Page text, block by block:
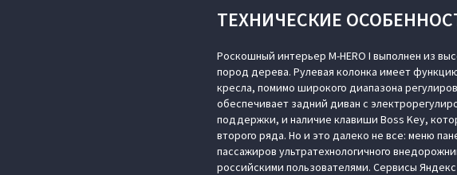
ТЕХНИЧЕСКИЕ
Роскошный интерьер M‑HERO I выполнен из
пород дерева. Рулевая колонка имеет
кресла, помимо широкого диапазона
обеспечивает задний диван с
поддержки, и наличие клавиши Boss Key,
второго ряда. Но и это далеко не все: меню
пассажиров ультратехнологичного
российскими пользователями. Сервисы